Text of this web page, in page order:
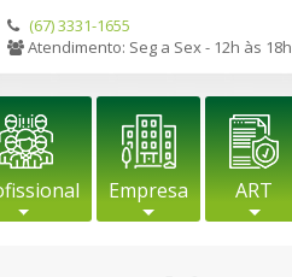
(67) 3331-1655
Atendimento: Seg a Sex - 12h às 18h
Empresa ART